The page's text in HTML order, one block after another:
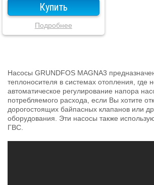
Купить
Подробнее
Насосы GRUNDFOS MAGNA3
теплоносителя в системах отопления, где
автоматическое регулирование напора
потребляемого расхода, если Вы хотите
дорогостоящих байпасных клапанов или
оборудования. Эти насосы также
ГВС.